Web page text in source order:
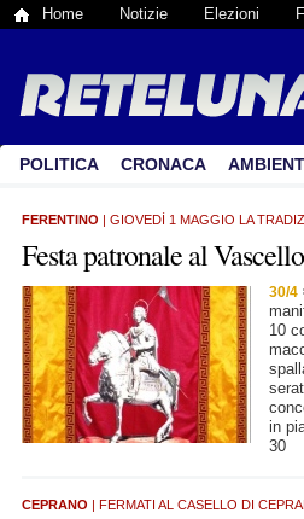
Home Notizie Elezioni
POLITICA CRONACA
FERENTINO | GIOVEDÌ 1 MAGGIO LA
Festa patronale al
30/4
10
in
30
CEPRANO | FERMATI AL CASELLO DI